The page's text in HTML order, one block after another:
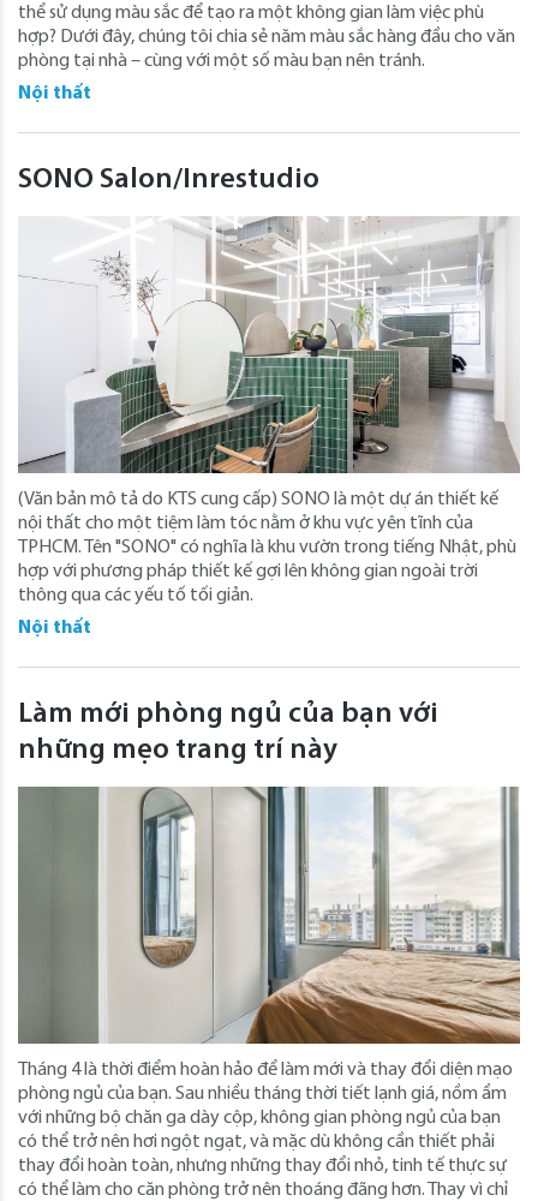
thể sử dụng màu sắc để tạo ra một không gian làm việc phù
hợp? Dưới đây, chúng tôi chia sẻ năm màu sắc hàng đầu cho văn
phòng tại nhà – cùng với một số màu bạn nên tránh.
Nội thất
SONO Salon/Inrestudio
(Văn bản mô tả do KTS cung cấp) SONO là một dự án thiết kế
nội thất cho một tiệm làm tóc nằm ở khu vực yên tĩnh của
TPHCM. Tên "SONO" có nghĩa là khu vườn trong tiếng Nhật, phù
hợp với phương pháp thiết kế gợi lên không gian ngoài trời
thông qua các yếu tố tối giản.
Nội thất
Làm mới phòng ngủ của bạn với
những mẹo trang trí này
Tháng 4 là thời điểm hoàn hảo để làm mới và thay đổi diện mạo
phòng ngủ của bạn. Sau nhiều tháng thời tiết lạnh giá, nồm ẩm
với những bộ chăn ga dày cộp, không gian phòng ngủ của bạn
có thể trở nên hơi ngột ngạt, và mặc dù không cần thiết phải
thay đổi hoàn toàn, nhưng những thay đổi nhỏ, tinh tế thực sự
có thể làm cho căn phòng trở nên thoáng đãng hơn. Thay vì chỉ